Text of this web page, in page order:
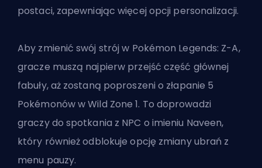
postaci, zapewniając więcej opcji personalizacji.
Aby zmienić swój strój w Pokémon Legends: Z-A,
gracze muszą najpierw przejść część głównej
fabuły, aż zostaną poproszeni o złapanie 5
Pokémonów w Wild Zone 1. To doprowadzi
graczy do spotkania z NPC o imieniu Naveen,
który również odblokuje opcję zmiany ubrań z
menu pauzy.